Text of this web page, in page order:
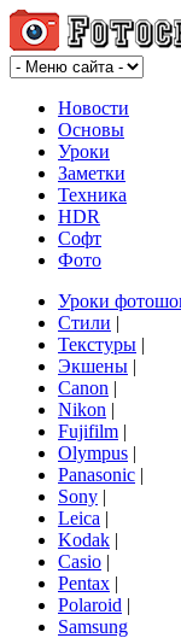
Новости
Основы
Уроки
Заметки
Техника
HDR
Софт
Фото
Уроки
Стили |
Текстуры |
Экшены |
Canon |
Nikon |
Fujifilm |
Olympus |
Panasonic |
Sony |
Leica |
Kodak |
Casio |
Pentax |
Polaroid |
Samsung